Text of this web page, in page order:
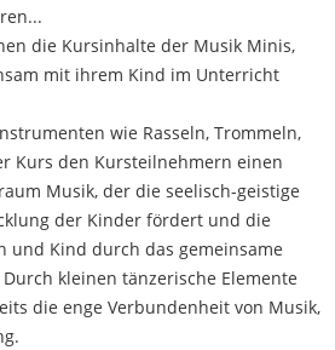
die Kursinhalte der Musik Minis,
mit ihrem Kind im Unterricht
wie Rasseln, Trommeln,
Kurs den Kursteilnehmern einen
Musik, der die seelisch-geistige
der Kinder fördert und die
und Kind durch das gemeinsame
kleinen tänzerische Elemente
die enge Verbundenheit von Musik,